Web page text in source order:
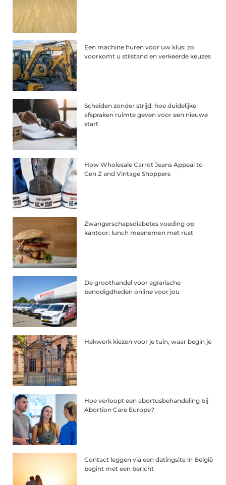
Een machine huren voor uw klus: zo
voorkomt u stilstand en verkeerde keuzes
Scheiden zonder strijd: hoe duidelijke
afspraken ruimte geven voor een nieuwe
start
How Wholesale Carrot Jeans Appeal to
Gen Z and Vintage Shoppers
Zwangerschapsdiabetes voeding op
kantoor: lunch meenemen met rust
De groothandel voor agrarische
benodigdheden online voor jou
Hekwerk kiezen voor je tuin, waar begin je
Hoe verloopt een abortusbehandeling bij
Abortion Care Europe?
Contact leggen via een datingsite in België
begint met een bericht